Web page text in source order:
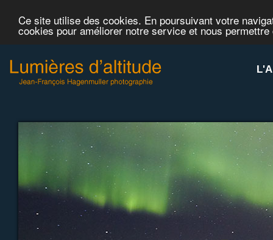
Ce site utilise des cookies. En poursuivant votre
cookies pour améliorer notre service et nous